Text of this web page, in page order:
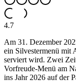
4.7
Am 31. Dezember
ein Silvestermenü mit
serviert wird. Zwei
Vorfreude-Menü am
ins Jahr 2026 auf der